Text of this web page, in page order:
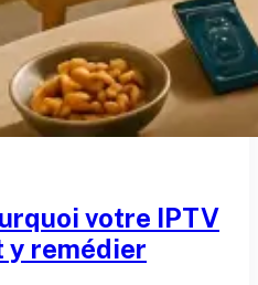
votre IPTV
y remédier